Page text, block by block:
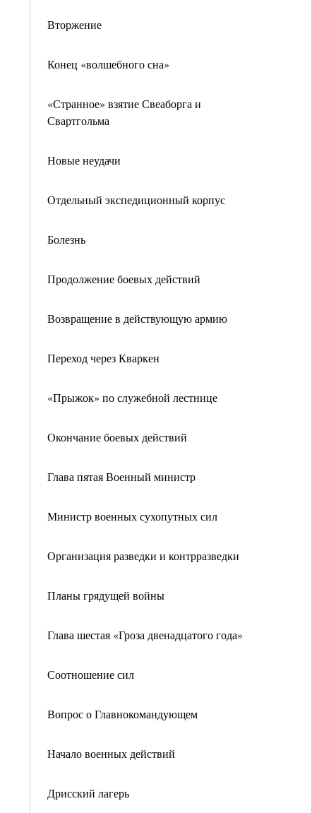
Вторжение
Конец «волшебного сна»
«Странное» взятие Свеаборга и
Свартгольма
Новые неудачи
Отдельный экспедиционный корпус
Болезнь
Продолжение боевых действий
Возвращение в действующую армию
Переход через Кваркен
«Прыжок» по служебной лестнице
Окончание боевых действий
Глава пятая Военный министр
Министр военных сухопутных сил
Организация разведки и контрразведки
Планы грядущей войны
Глава шестая «Гроза двенадцатого года»
Соотношение сил
Вопрос о Главнокомандующем
Начало военных действий
Дрисский лагерь